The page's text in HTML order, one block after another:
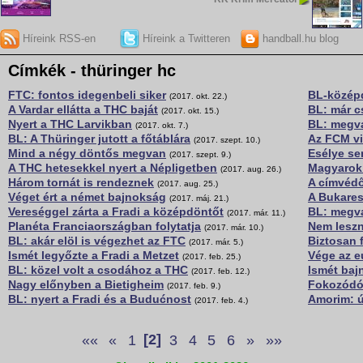
Híreink RSS-en Híreink a Twitteren handball.hu blog
Címkék - thüringer hc
FTC: fontos idegenbeli siker (2017. okt. 22.)
A Vardar ellátta a THC baját (2017. okt. 15.)
Nyert a THC Larvikban (2017. okt. 7.)
BL: A Thüringer jutott a főtáblára (2017. szept. 10.)
Mind a négy döntős megvan (2017. szept. 9.)
A THC hetesekkel nyert a Népligetben (2017. aug. 26.)
Három tornát is rendeznek (2017. aug. 25.)
Véget ért a német bajnokság (2017. máj. 21.)
Vereséggel zárta a Fradi a középdöntőt (2017. már. 11.)
Planéta Franciaországban folytatja (2017. már. 10.)
BL: akár elöl is végezhet az FTC (2017. már. 5.)
Ismét legyőzte a Fradi a Metzet (2017. feb. 25.)
BL: közel volt a csodához a THC (2017. feb. 12.)
Nagy előnyben a Bietigheim (2017. feb. 9.)
BL: nyert a Fradi és a Budućnost (2017. feb. 4.)
BL-
BL: már
BL:
Az FCM
Esélye
A
A
BL:
Nem
Biztosan
Vége az
Ismét
Amorim:
«« « 1 [2] 3 4 5 6 » »»